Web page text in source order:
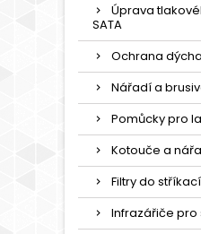
Úprava
SATA
Ochrana
Nářadí a
Pomůcky pro
Kotouče a
Filtry do
Infrazářiče pro